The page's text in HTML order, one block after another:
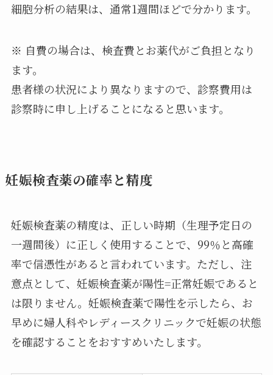
細胞分析の結果は、通常1週間ほどで分かります。
※ 自費の場合は、検査費とお薬代がご負担となり
ます。
患者様の状況により異なりますので、診察費用は
診察時に申し上げることになると思います。
妊娠検査薬の確率と精度
妊娠検査薬の精度は、 正しい時期 （生理予定日の
一週間後）に正しく使用することで、 99％と高確
率で信憑性がある と言われています。ただし、注
意点として、妊娠検査薬が陽性=正常妊娠であると
は限りません。妊娠検査薬で陽性を示したら、お
早めに婦人科やレディースクリニックで妊娠の状態
を確認することをおすすめいたします。